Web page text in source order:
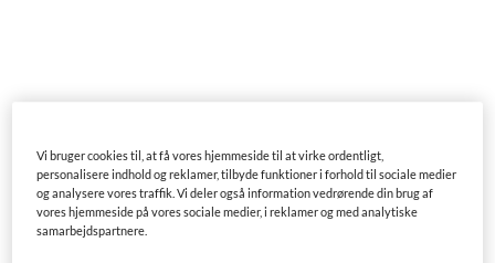
Vi bruger cookies til, at få vores hjemmeside til at virke ordentligt,
personalisere indhold og reklamer, tilbyde funktioner i forhold til sociale medier
og analysere vores traffik. Vi deler også information vedrørende din brug af
vores hjemmeside på vores sociale medier, i reklamer og med analytiske
samarbejdspartnere.